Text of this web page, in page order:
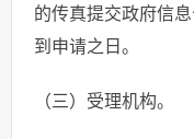
的传真提交政府信
到申请之日。
（三）受理机构。